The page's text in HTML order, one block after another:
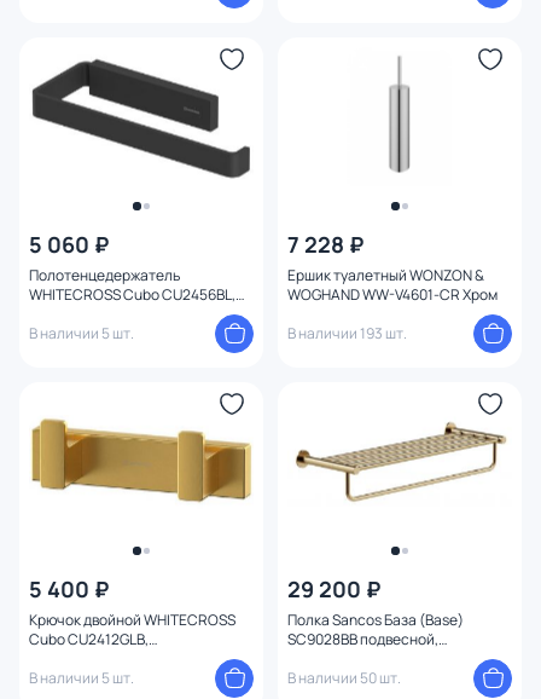
5 060 ₽
Полотенцедержатель
WHITECROSS Cubo CU2456BL,
В наличии 5 шт.
7 228 ₽
Ершик туалетный WONZON &
WOGHAND WW-V4601-CR Хром
В наличии 193 шт.
5 400 ₽
Крючок двойной WHITECROSS
Cubo CU2412GLB,
В наличии 5 шт.
29 200 ₽
Полка Sancos База (Base)
SC9028BB подвесной,
В наличии 50 шт.